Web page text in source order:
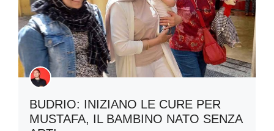
BUDRIO: INIZIANO LE CURE PER
MUSTAFA, IL BAMBINO NATO SENZA